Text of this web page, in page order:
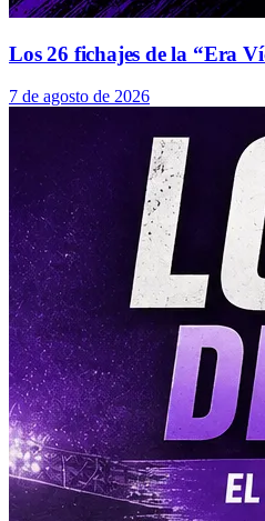
Los 26 fichajes de la “Era
7 de agosto de 2026